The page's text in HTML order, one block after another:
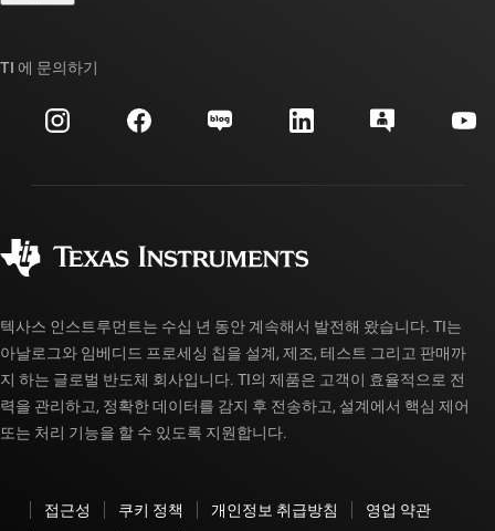
이벤트
투자 관계
TI E2E™ 설계 지원 포럼
대체품 검색
고객 지원 센터
myTI 계정 FAQ
주문 FAQ
TI 에 문의하기
텍사스 인스트루먼트는 수십 년 동안 계속해서 발전해 왔습니다. TI는
아날로그와 임베디드 프로세싱 칩을 설계, 제조, 테스트 그리고 판매까
지 하는 글로벌 반도체 회사입니다. TI의 제품은 고객이 효율적으로 전
력을 관리하고, 정확한 데이터를 감지 후 전송하고, 설계에서 핵심 제어
또는 처리 기능을 할 수 있도록 지원합니다.
접근성 쿠키 정책 개인정보 취급방침
영업 약관